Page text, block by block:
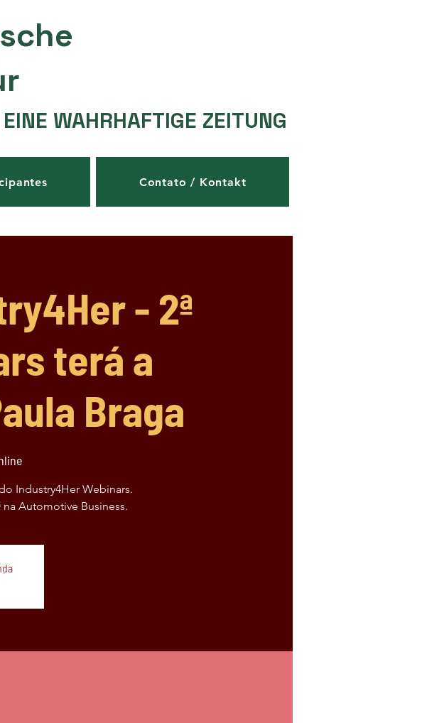
EINE WAHRHAFTIGE ZEITUNG
Contato / Kontakt
- 2ª
terá a
Braga
Industry4Her Webinars.
Automotive Business.